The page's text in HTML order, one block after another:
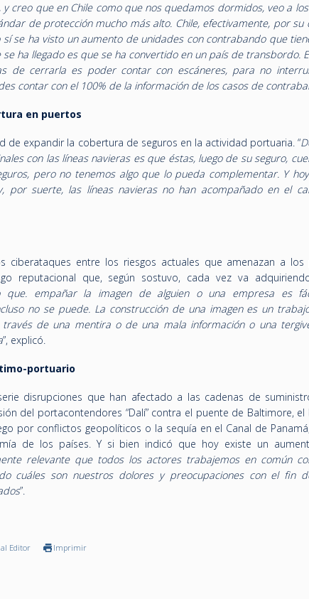
creo que en Chile como que nos quedamos dormidos, veo a
de protección mucho más alto. Chile, efectivamente, por su
se ha visto un aumento de unidades con contrabando que
ha llegado es que se ha convertido en un país de transbordo.
de cerrarla es poder contar con escáneres, para no
contar con el 100% de la información de los casos de
en puertos
de expandir la cobertura de seguros en la actividad portuaria. “
con las líneas navieras es que éstas, luego de su seguro,
pero no tenemos algo que lo pueda complementar. Y
por suerte, las líneas navieras no han acompañado en el
ciberataques entre los riesgos actuales que amenazan a los
reputacional que, según sostuvo, cada vez va
que. empañar la imagen de alguien o una empresa es
no se puede. La construcción de una imagen es un
de una mentira o de una mala información o una
”, explicó.
portuario
disrupciones que han afectado a las cadenas de
del portacontendores “Dalí” contra el puente de Baltimore,
por conflictos geopolíticos o la sequía en el Canal de
de los países. Y si bien indicó que hoy existe un
relevante que todos los actores trabajemos en común
cuáles son nuestros dolores y preocupaciones con el fin
”.
Editor Imprimir